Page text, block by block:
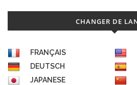
CHANGER DE
FRANÇAIS
DEUTSCH
JAPANESE